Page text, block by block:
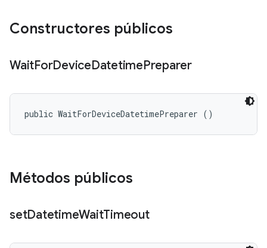
Constructores públicos
WaitForDeviceDatetimePreparer
public WaitForDeviceDatetimePreparer ()
Métodos públicos
setDatetimeWaitTimeout